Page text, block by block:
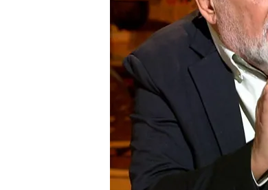
Sanidad
Todos los
Infinity
Compartir
Existen debates
muchos años